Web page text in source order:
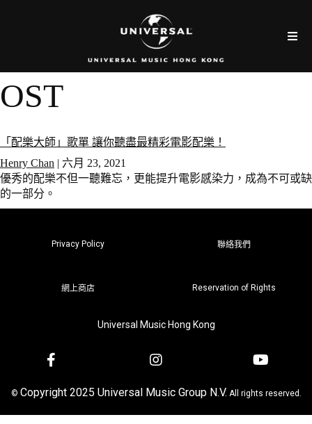
OST
「配樂大師」歌單 讓你聽盡最精彩電影配樂！
Henry Chan | 六月 23, 2021
優秀的配樂不但一聽難忘，更能提升電影感染力，成為不可或缺
的一部分。
Privacy Policy 聯絡我們
網上商店 Reservation of Rights
Universal Music Hong Kong
© Copyright 2025 Universal Music Group N.V. All rights reserved.